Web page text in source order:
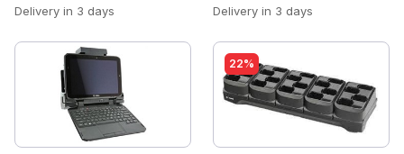
Delivery in 3 days Delivery in 3 days
22%